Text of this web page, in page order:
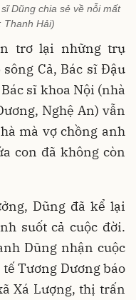
Dũng chia sẻ về nỗi mất
Thanh Hải)
trơ lại những trụ
Cả, Bác sĩ Đậu
sĩ khoa Nội (nhà
Nghệ An) vẫn
mà vợ chồng anh
con đã không còn
Dũng đã kể lại
suốt cả cuộc đời.
Dũng nhận cuộc
Tương Dương báo
Xá Lượng, thị trấn